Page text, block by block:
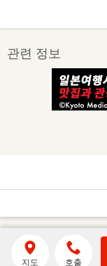
관련 정보
지도 호출